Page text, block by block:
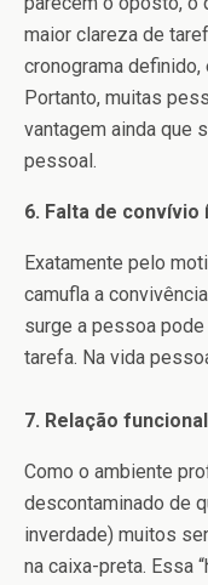
maior clareza de
cronograma
Portanto, muitas
vantagem ainda que
pessoal.
6. Falta de convívio
Exatamente pelo
camufla a
surge a pessoa
tarefa. Na vida
7. Relação
Como o ambiente
descontaminado de
inverdade) muitos
na caixa-preta. Essa